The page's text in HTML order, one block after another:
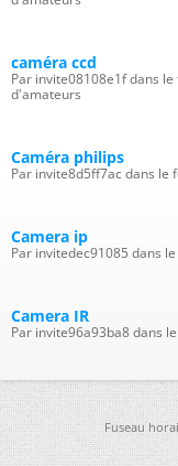
caméra ccd
Par invite08108e1f dans
d'amateurs
Caméra philips
Par invite8d5ff7ac dans le
Camera ip
Par invitedec91085 dans
Camera IR
Par invite96a93ba8 dans
Fuseau